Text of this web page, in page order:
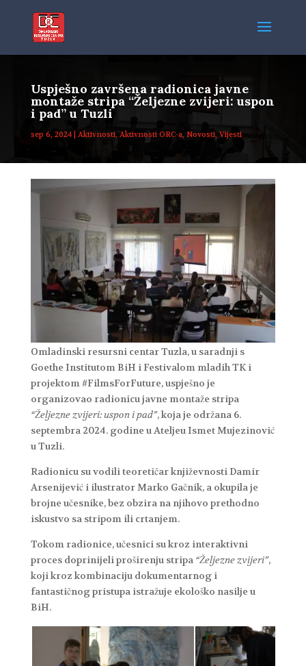
Uspješno završena radionica javne
montaže stripa “Željezne zvijeri: uspon
i pad” u Tuzli
sep 6, 2024| Aktivnosti, Aktivnosti ORC-a, Novosti, Vijesti
Omladinski resursni centar Tuzla, u saradnji s
Goethe Institutom BiH i Festivalom mladih TK i
projektom #FilmsForFuture, uspješno je
organizovao radionicu javne montaže stripa
“Željezne zvijeri: uspon i pad”, koja je održana 6.
septembra 2024. godine u Ateljeu Ismet Mujezinović
u Tuzli.
Radionicu su vodili teoretičar književnosti Damir
Arsenijević i ilustrator Marko Gačnik, a okupila je
brojne učesnike, bez obzira na njihovo prethodno
iskustvo sa stripom ili crtanjem.
Tokom radionice, učesnici su kroz interaktivni
proces doprinijeli proširenju stripa “Željezne zvijeri”,
koji kroz kombinaciju dokumentarnog i
fantastičnog pristupa istražuje ekološko nasilje u
BiH.